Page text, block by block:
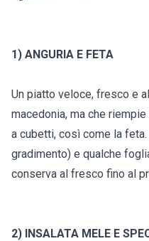
1) ANGURIA E FETA
Un piatto veloce, fresco e
macedonia, ma che riempie
a cubetti, così come la
gradimento) e qualche
conserva al fresco fino al
2) INSALATA MELE E